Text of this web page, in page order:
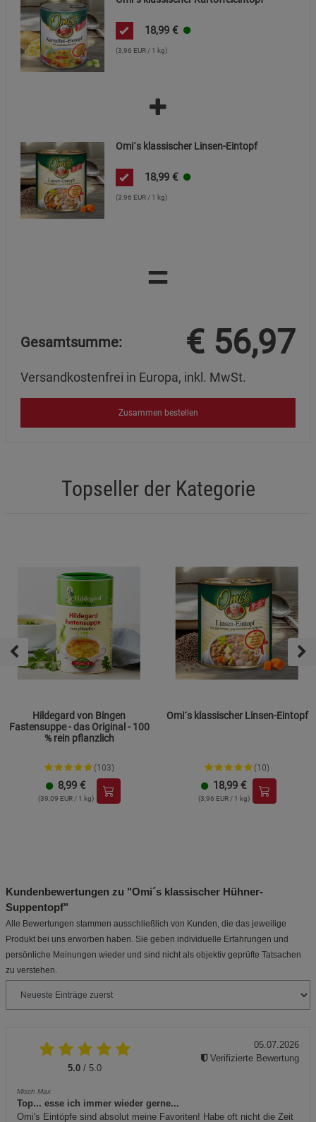
18,99 €
(3,96 EUR / 1 kg)
Omi´s klassischer Linsen-Eintopf
18,99 €
(3,96 EUR / 1 kg)
=
Gesamtsumme: € 56,97
Versandkostenfrei in Europa, inkl. MwSt.
Zusammen bestellen
Topseller der Kategorie
Hildegard von Bingen
Fastensuppe - das Original - 100
% rein pflanzlich
(103)
8,99 €
(39,09 EUR / 1 kg)
Omi´s klassischer Linsen-Eintopf
(10)
18,99 €
(3,96 EUR / 1 kg)
Kundenbewertungen zu "Omi´s klassischer Hühner-
Suppentopf"
Alle Bewertungen stammen ausschließlich von Kunden, die das jeweilige
Produkt bei uns erworben haben. Sie geben individuelle Erfahrungen und
persönliche Meinungen wieder und sind nicht als objektiv geprüfte Tatsachen
zu verstehen.
5.0 / 5.0
Misch Max
Top... esse ich immer wieder gerne...
Omi's Eintöpfe sind absolut meine Favoriten! Habe oft nicht die Zeit
05.07.2026
Verifizierte Bewertung
Datenschutzerklärung